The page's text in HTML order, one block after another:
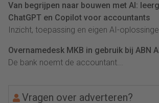
Van begrijpen naar bouwen met AI:
ChatGPT en Copilot voor accountants
Inzicht, toepassing en eigen AI-
Overnamedesk MKB in gebruik bij ABN
De bank noemt de accountant...
Vragen over adverteren?